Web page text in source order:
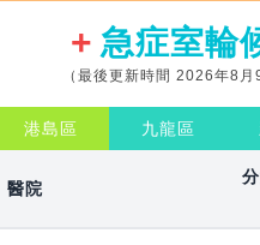
急症室輪
（最後更新時間 2026年8月
港島區 九龍區
醫院